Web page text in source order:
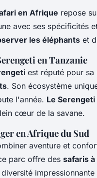
en Afrique repose
avec ses spécificités
les éléphants et
en Tanzanie
est réputé pour
. Son écosystème
l'année. Le Serengeti
cœur de la savane.
en Afrique du Sud
aventure et
parc offre des safaris à
impressionnante